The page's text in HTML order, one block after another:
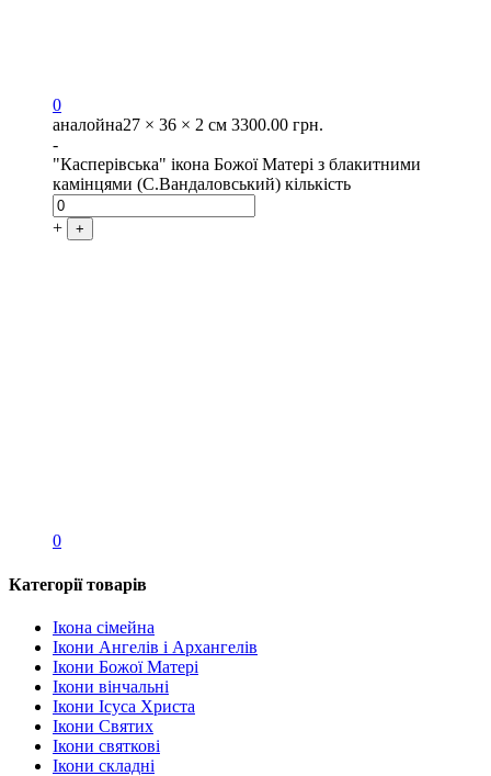
0
аналойна27 × 36 × 2 см 3300.00 грн.
-
"Касперівська" ікона Божої Матері з блакитними
камінцями (С.Вандаловський) кількість
+ +
0
Категорії товарів
Ікона сімейна
Ікони Ангелів і Архангелів
Ікони Божої Матері
Ікони вінчальні
Ікони Ісуса Христа
Ікони Святих
Ікони святкові
Ікони складні